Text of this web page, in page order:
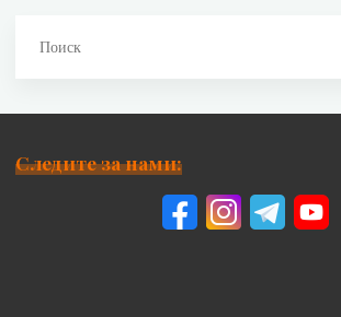
Следите за нами: